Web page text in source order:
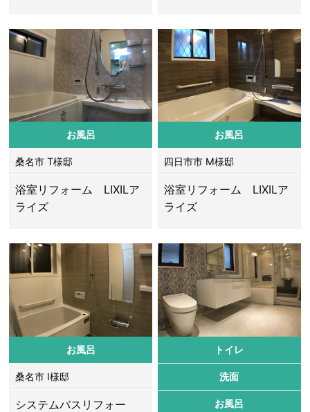
お風呂
桑名市 T様邸
浴室リフォーム LIXILア
ライズ
お風呂
四日市市 M様邸
浴室リフォーム LIXILア
ライズ
お風呂
桑名市 I様邸
システムバスリフォー
トイレ
洗面
お風呂